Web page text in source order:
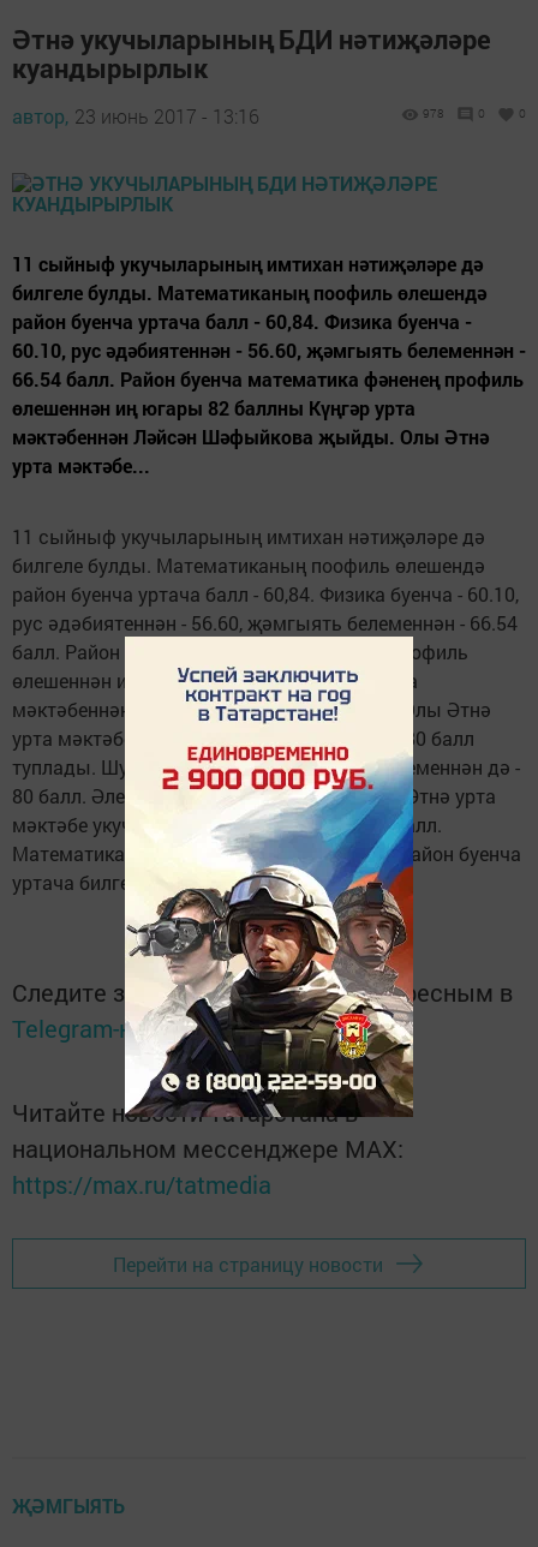
Әтнә укучыларының БДИ нәтиҗәләре
куандырырлык
автор, 23 июнь 2017 - 13:16 978 0 0
11 сыйныф укучыларының имтихан нәтиҗәләре дә
билгеле булды. Математиканың поофиль өлешендә
район буенча уртача балл - 60,84. Физика буенча -
60.10, рус әдәбиятеннән - 56.60, җәмгыять белеменнән -
66.54 балл. Район буенча математика фәненең профиль
өлешеннән иң югары 82 баллны Күңгәр урта
мәктәбеннән Ләйсән Шәфыйкова җыйды. Олы Әтнә
урта мәктәбе...
11 сыйныф укучыларының имтихан нәтиҗәләре дә
билгеле булды. Математиканың поофиль өлешендә
район буенча уртача балл - 60,84. Физика буенча - 60.10,
рус әдәбиятеннән - 56.60, җәмгыять белеменнән - 66.54
балл. Район буенча математика фәненең профиль
өлешеннән иң югары 82 баллны Күңгәр урта
мәктәбеннән Ләйсән Шәфыйкова җыйды. Олы Әтнә
урта мәктәбе укучысы Алсу Гайнетдинова 80 балл
туплады. Шулай ук Алсуның җәмгыять белеменнән дә -
80 балл. Әлеге фәннән иң югары балл Олы Әтнә урта
мәктәбе укучысы Динә Сәгыйтовада - 86 балл.
Математика фәненең базовый өлешеннән район буен­ча
уртача билге 4,71не тәшкил итә.
Следите за самым важным и интересным в
Telegram-каналеТатмедиа
Читайте новости Татарстана в
национальном мессенджере MАХ:
https://max.ru/tatmedia
Перейти на страницу новости
ҖӘМГЫЯТЬ